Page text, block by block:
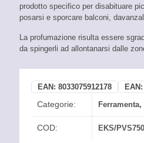
prodotto specifico per disabituare
posarsi e sporcare balconi,
La profumazione risulta essere
da spingerli ad allontanarsi dalle
EAN: 8033075912178 EAN:
Categorie: Ferramenta,
COD: EKS/PVS750